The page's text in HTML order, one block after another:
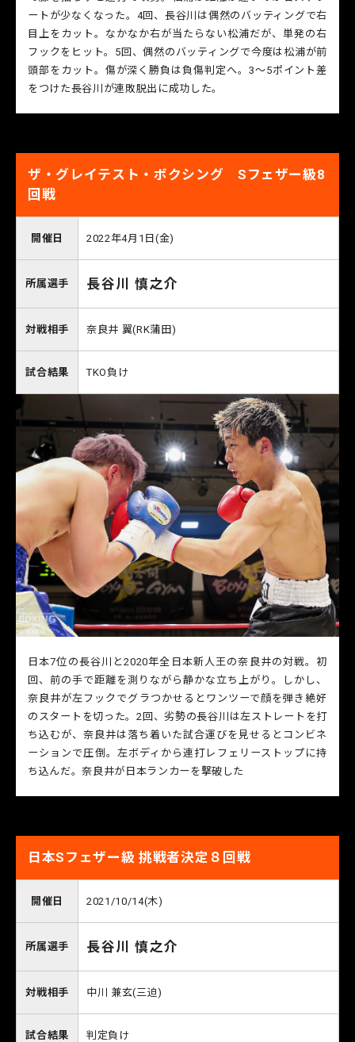
ートが少なくなった。4回、長谷川は偶然のバッティングで右
目上をカット。なかなか右が当たらない松浦だが、単発の右
フックをヒット。5回、偶然のバッティングで今度は松浦が前
頭部をカット。傷が深く勝負は負傷判定へ。3～5ポイント差
をつけた長谷川が連敗脱出に成功した。
ザ・グレイテスト・ボクシング Sフェザー級8
回戦
開催日 2022年4月1日(金)
所属選手 長谷川 慎之介
対戦相手 奈良井 翼(RK蒲田)
試合結果 TKO負け
日本7位の長谷川と2020年全日本新人王の奈良井の対戦。初
回、前の手で距離を測りながら静かな立ち上がり。しかし、
奈良井が左フックでグラつかせるとワンツーで顔を弾き絶好
のスタートを切った。2回、劣勢の長谷川は左ストレートを打
ち込むが、奈良井は落ち着いた試合運びを見せるとコンビネ
ーションで圧倒。左ボディから連打レフェリーストップに持
ち込んだ。奈良井が日本ランカーを撃破した
日本Sフェザー級 挑戦者決定８回戦
開催日 2021/10/14(木)
所属選手 長谷川 慎之介
対戦相手 中川 兼玄(三迫)
試合結果 判定負け